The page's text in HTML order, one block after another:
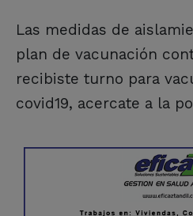
Las medidas de
plan de vacunación
recibiste turno para
covid19, acercate a la